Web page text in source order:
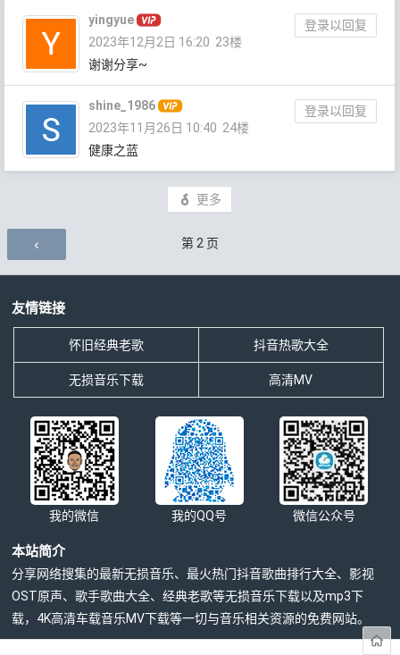
yingyue
登录以回复
2023年12月2日 16:20 23楼
谢谢分享~
shine_1986
登录以回复
2023年11月26日 10:40 24楼
健康之蓝
更多
评论导航 第2页
友情链接
怀旧经典老歌 抖音热歌大全
无损音乐下载 高清MV
我的微信 我的QQ号 微信公众号
本站简介
分享网络搜集的最新无损音乐、最火热门抖音歌曲排行大全、影视
OST原声、歌手歌曲大全、经典老歌等无损音乐下载以及mp3下
载，4K高清车载音乐MV下载等一切与音乐相关资源的免费网站。